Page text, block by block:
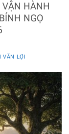
HÀNH
NGỌ
VĂN LỢI